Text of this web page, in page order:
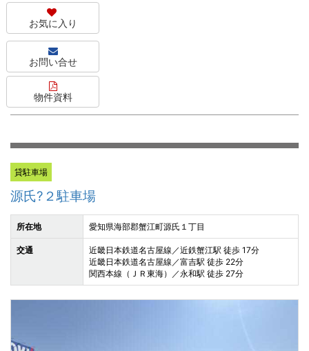
お気に入り
お問い合せ
物件資料
貸駐車場
源氏?２駐車場
所在地 愛知県海部郡蟹江町源氏１丁目
交通
近畿日本鉄道名古屋線／近鉄蟹江駅 徒歩 17分
近畿日本鉄道名古屋線／富吉駅 徒歩 22分
関西本線（ＪＲ東海）／永和駅 徒歩 27分